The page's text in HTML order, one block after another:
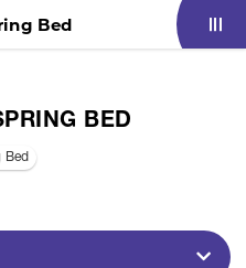
Bed
BED
Bed